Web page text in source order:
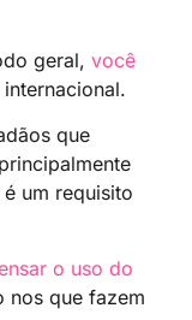
geral, você
internacional.
que
um requisito
o uso do
nos que fazem